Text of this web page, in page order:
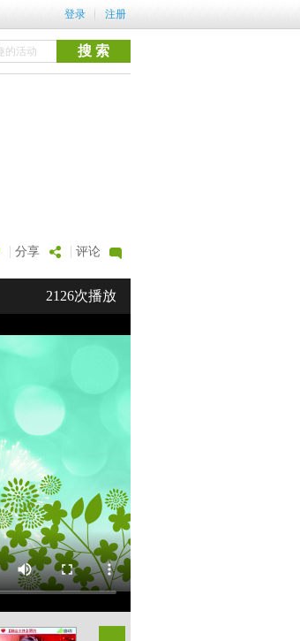
登录 注册
| 分享 | 评论
2126次播放